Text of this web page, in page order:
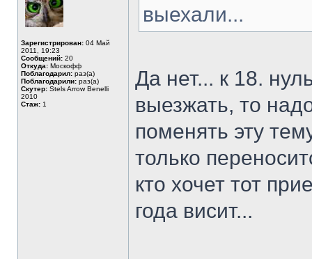
Зарегистрирован: 04 Май
2011, 19:23
Сообщений: 20
Откуда: Москофф
Поблагодарил: раз(а)
Поблагодарили: раз(а)
Скутер: Stels Arrow Benelli
2010
Стаж: 1
выехали...
Да нет... к 18.
выезжать, то
поменять эту
только
кто хочет тот
года висит...